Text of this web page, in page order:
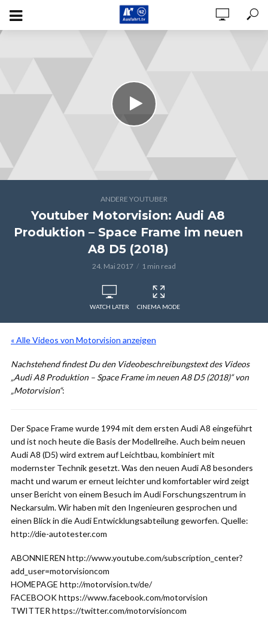
ANDERE YOUTUBER
Youtuber Motorvision: Audi A8
Produktion – Space Frame im neuen
A8 D5 (2018)
24. Mai 2017 1 min read
WATCH LATER CINEMA MODE
« Alle Videos von Motorvision anzeigen
Nachstehend findest Du den Videobeschreibungstext des Videos
„Audi A8 Produktion – Space Frame im neuen A8 D5 (2018)“ von
„Motorvision“:
Der Space Frame wurde 1994 mit dem ersten Audi A8 eingeführt
und ist noch heute die Basis der Modellreihe. Auch beim neuen
Audi A8 (D5) wird extrem auf Leichtbau, kombiniert mit
modernster Technik gesetzt. Was den neuen Audi A8 besonders
macht und warum er erneut leichter und komfortabler wird zeigt
unser Bericht von einem Besuch im Audi Forschungszentrum in
Neckarsulm. Wir haben mit den Ingenieuren gesprochen und
einen Blick in die Audi Entwicklungsabteilung geworfen. Quelle:
http://die-autotester.com
ABONNIEREN http://www.youtube.com/subscription_center?
add_user=motorvisioncom
HOMEPAGE http://motorvision.tv/de/
FACEBOOK https://www.facebook.com/motorvision
TWITTER https://twitter.com/motorvisioncom